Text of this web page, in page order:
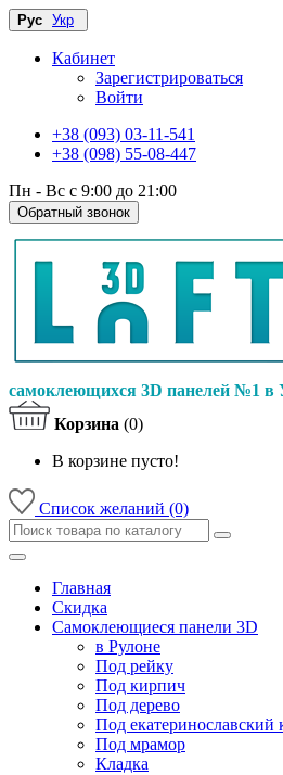
Рус Укр
Кабинет
Зарегистрироваться
Войти
+38 (093) 03-11-541
+38 (098) 55-08-447
Пн - Вс с 9:00 до 21:00
Обратный звонок
самоклеющихся 3D панелей №1 в
Корзина (0)
В корзине пусто!
Список желаний (0)
Главная
Скидка
Самоклеющиеся панели 3D
в Рулоне
Под рейку
Под кирпич
Под дерево
Под екатеринославский
Под мрамор
Кладка